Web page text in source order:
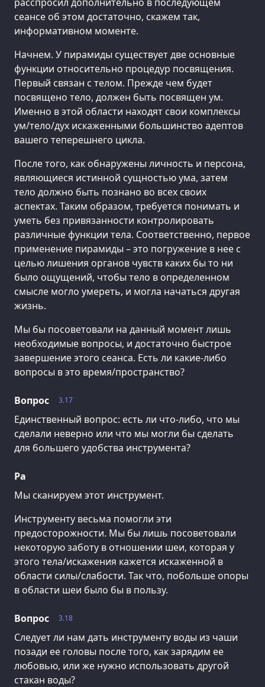
сеансе об этом достаточно, скажем так,
информативном моменте.
Начнем. У пирамиды существует две основные
функции относительно процедур посвящения.
Первый связан с телом. Прежде чем будет
посвящено тело, должен быть посвящен ум.
Именно в этой области находят свои комплексы
ум/тело/дух искаженными большинство адептов
вашего теперешнего цикла.
После того, как обнаружены личность и персона,
являющиеся истинной сущностью ума, затем
тело должно быть познано во всех своих
аспектах. Таким образом, требуется понимать и
уметь без привязанности контролировать
различные функции тела. Соответственно, первое
применение пирамиды – это погружение в нее с
целью лишения органов чувств каких бы то ни
было ощущений, чтобы тело в определенном
смысле могло умереть, и могла начаться другая
жизнь.
Мы бы посоветовали на данный момент лишь
необходимые вопросы, и достаточно быстрое
завершение этого сеанса. Есть ли какие-либо
вопросы в это время/пространство?
3.17
Вопрос
Единственный вопрос: есть ли что-либо, что мы
сделали неверно или что мы могли бы сделать
для большего удобства инструмента?
Ра
Мы сканируем этот инструмент.
Инструменту весьма помогли эти
предосторожности. Мы бы лишь посоветовали
некоторую заботу в отношении шеи, которая у
этого тела/искажения кажется искаженной в
области силы/слабости. Так что, побольше опоры
в области шеи было бы в пользу.
3.18
Вопрос
Следует ли нам дать инструменту воды из чаши
позади ее головы после того, как зарядим ее
любовью, или же нужно использовать другой
стакан воды?